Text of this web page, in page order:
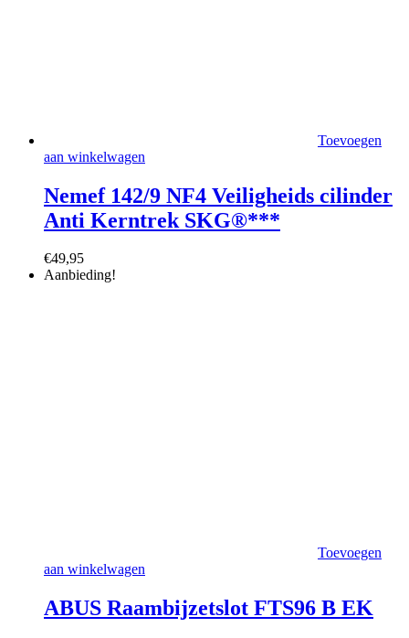
Toevoegen
aan winkelwagen
Nemef 142/9 NF4 Veiligheids cilinder
Anti Kerntrek SKG®***
€49,95
Aanbieding!
Toevoegen
aan winkelwagen
ABUS Raambijzetslot FTS96 B EK